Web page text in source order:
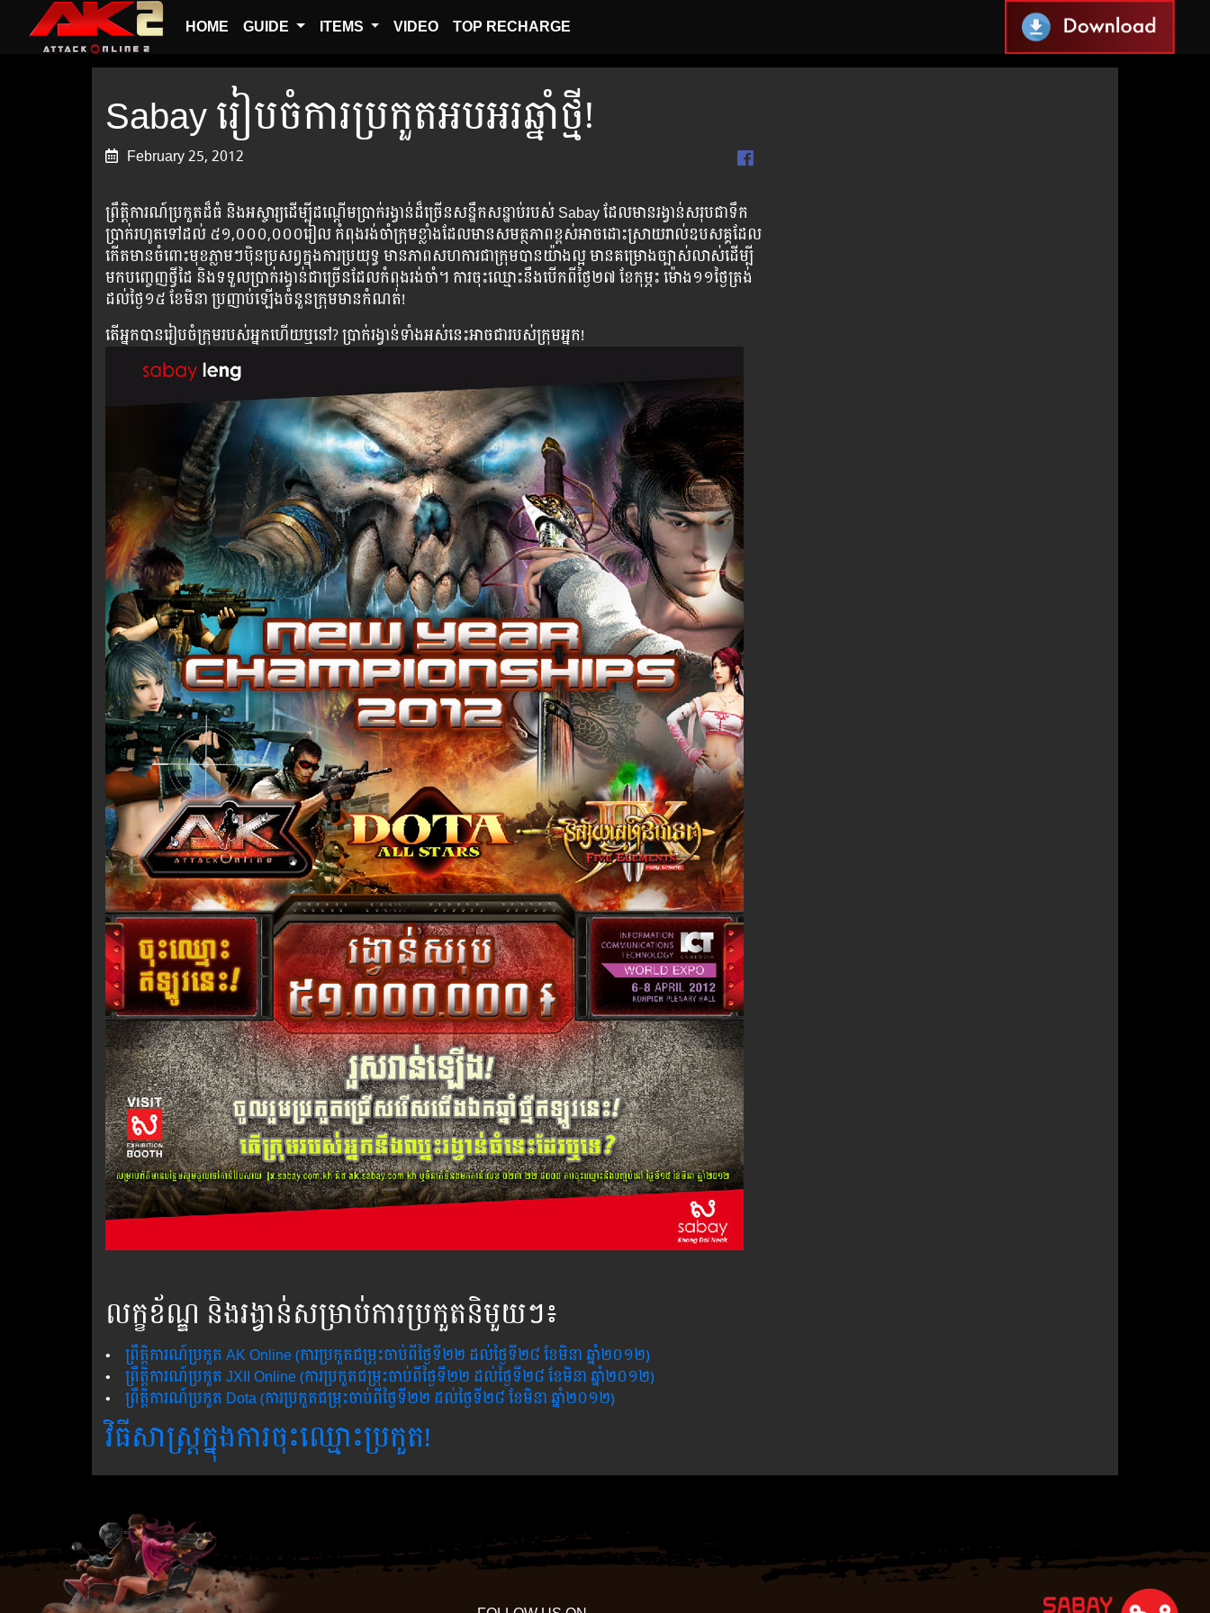
HOME GUIDE ITEMS VIDEO TOP RECHARGE
Sabay រៀប​ចំ​ការ​ប្រកួត​អបអរ​ឆ្នាំថ្មី!
February 25, 2012
ព្រឹត្តិការណ៍​ប្រកួត​ដ៏​ធំ និង​អស្ចារ្យ​ដើម្បីដណ្ដើមប្រាក់រង្វាន់ដ៏ច្រើនសន្ឋឹកសន្ឋាប់របស់ Sabay ដែល​មាន​រង្វាន់​សរុបជាទឹក
ប្រាក់រហូតទៅដល់ ៥១,០០០,០០០រៀល​ កំពុង​រង់ចាំ​ក្រុម​ខ្លាំង​ដែល​មាន​សមត្ថភាព​​ខ្ពស់​អាច​ដោះស្រាយរាល់ឧបសគ្គដែល
កើតមានចំពោះមុខភ្លាមៗ​ប៉ិន​ប្រសព្វ​ក្នុងការ​ប្រយុទ្ធ មាន​ភាព​សហការ​ជា​ក្រុម​បាន​យ៉ាង​ល្អ មាន​គម្រោង​ច្បាស់​លាស់ដើម្បី​
មក​បញ្ចេញ​ថ្វីដៃ និង​ទទួល​ប្រាក់​រង្វាន់ជាច្រើន​ដែល​កំពុង​រង់ចាំ។ ការ​ចុះ​ឈ្មោះ​នឹង​បើក​ពីថ្ងៃ២៧ ខែកុម្ភះ ម៉ោង១១ថ្ងៃត្រង់
ដល់ថ្ងៃ១៥ ខែមិនា ប្រញាប់ឡើងចំនួនក្រុមមានកំណត់!
តើអ្នកបានរៀបចំក្រុមរបស់អ្នកហើយឬនៅ? ប្រាក់រង្វាន់ទាំងអស់នេះអាចជារបស់ក្រុមអ្នក!
លក្ខខ័ណ្ឌ និងរង្វាន់សម្រាប់ការប្រកួតនិមួយៗ៖
• ព្រឹត្តិការណ៍ប្រកួត AK Online (ការប្រកួតជម្រុះចាប់ពីថ្ងៃទី២២ ដល់ថ្ងៃទី២៨ ខែមិនា​ ឆ្នាំ២០១២)
• ព្រឹត្តិការណ៍ប្រកួត JXII Online (ការប្រកួតជម្រុះចាប់ពីថ្ងៃទី២២ ដល់ថ្ងៃទី២៨ ខែមិនា​ ឆ្នាំ២០១២)
• ព្រឹត្តិការណ៍ប្រកួត Dota​ (ការប្រកួតជម្រុះចាប់ពីថ្ងៃទី២២ ដល់ថ្ងៃទី២៨ ខែមិនា​ ឆ្នាំ២០១២)
វិធីសាស្រ្តក្នុងការចុះឈ្មោះប្រកួត!